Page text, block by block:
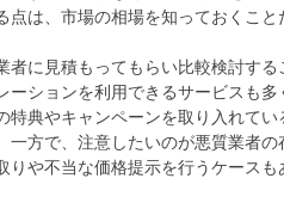
は、市場の相場を知っておくこと
に見積もってもらい比較検討する
ションを利用できるサービスも多
典やキャンペーンを取り入れて
方で、注意したいのが悪質業者
や不当な価格提示を行うケースも